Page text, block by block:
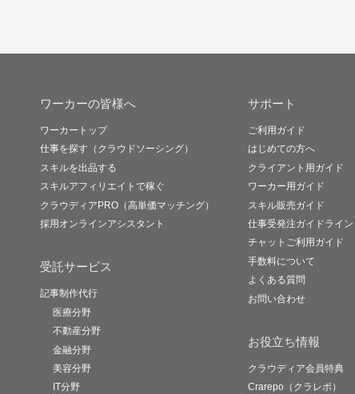
ワーカーの皆様へ
ワーカートップ
仕事を探す（クラウドソーシング）
スキルを出品する
スキルアフィリエイトで稼ぐ
クラウディアPRO（高単価マッチング）
採用オンラインアシスタント
受託サービス
記事制作代行
医療分野
不動産分野
金融分野
美容分野
IT分野
サポート
ご利用ガイド
はじめての方へ
クライアント用ガイド
ワーカー用ガイド
スキル販売ガイド
仕事受発注ガイドライン
チャットご利用ガイド
手数料について
よくある質問
お問い合わせ
お役立ち情報
クラウディア会員特典
Crarepo（クラレポ）